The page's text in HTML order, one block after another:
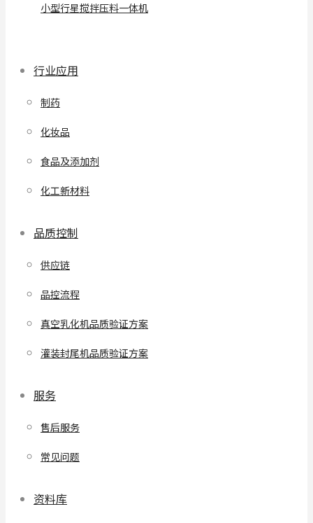
小型行星搅拌压料一体机
行业应用
制药
化妆品
食品及添加剂
化工新材料
品质控制
供应链
品控流程
真空乳化机品质验证方案
灌装封尾机品质验证方案
服务
售后服务
常见问题
资料库